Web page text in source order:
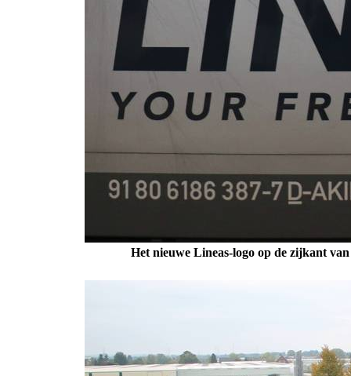
Het nieuwe Lineas-logo op de zijkant